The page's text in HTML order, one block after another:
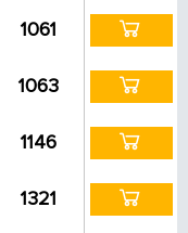
1061
1063
1146
1321